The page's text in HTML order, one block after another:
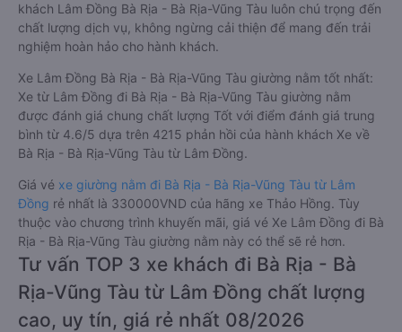
khách Lâm Đồng Bà Rịa - Bà Rịa-Vũng Tàu luôn chú trọng đến
chất lượng dịch vụ, không ngừng cải thiện để mang đến trải
nghiệm hoàn hảo cho hành khách.
Xe Lâm Đồng Bà Rịa - Bà Rịa-Vũng Tàu giường nằm tốt nhất:
Xe từ Lâm Đồng đi Bà Rịa - Bà Rịa-Vũng Tàu giường nằm
được đánh giá chung chất lượng Tốt với điểm đánh giá trung
bình từ 4.6/5 dựa trên 4215 phản hồi của hành khách Xe về
Bà Rịa - Bà Rịa-Vũng Tàu từ Lâm Đồng.
Giá vé xe giường nằm đi Bà Rịa - Bà Rịa-Vũng Tàu từ Lâm
Đồng rẻ nhất là 330000VND của hãng xe Thảo Hồng. Tùy
thuộc vào chương trình khuyến mãi, giá vé Xe Lâm Đồng đi Bà
Rịa - Bà Rịa-Vũng Tàu giường nằm này có thể sẽ rẻ hơn.
Tư vấn TOP 3 xe khách đi Bà Rịa - Bà
Rịa-Vũng Tàu từ Lâm Đồng chất lượng
cao, uy tín, giá rẻ nhất 08/2026